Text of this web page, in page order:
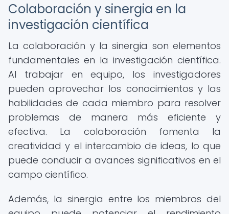
Colaboración y sinergia en la
investigación científica
La colaboración y la sinergia son elementos
fundamentales en la investigación científica.
Al trabajar en equipo, los investigadores
pueden aprovechar los conocimientos y las
habilidades de cada miembro para resolver
problemas de manera más eficiente y
efectiva. La colaboración fomenta la
creatividad y el intercambio de ideas, lo que
puede conducir a avances significativos en el
campo científico.
Además, la sinergia entre los miembros del